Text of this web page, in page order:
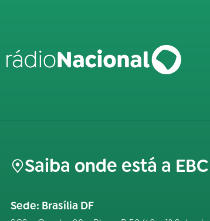
Saiba onde está a EBC
Sede: Brasília DF